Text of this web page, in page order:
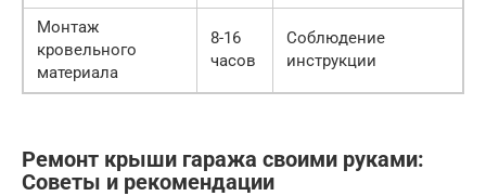
Монтаж
кровельного
материала
8-16
часов
Соблюдение
инструкции
Ремонт крыши гаража своими руками:
Советы и рекомендации